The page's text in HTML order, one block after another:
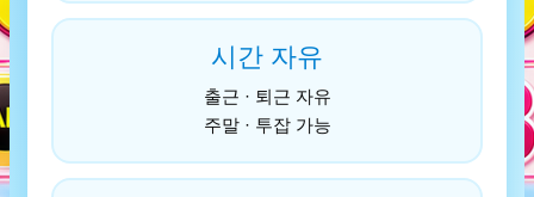
시간 자유
출근 · 퇴근 자유
주말 · 투잡 가능